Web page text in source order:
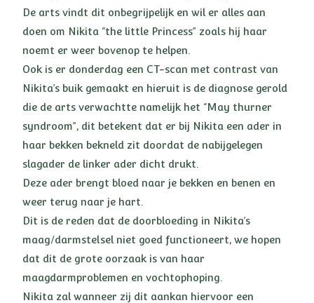
De arts vindt dit onbegrijpelijk en wil er alles aan
doen om Nikita “the little Princess” zoals hij haar
noemt er weer bovenop te helpen.
Ook is er donderdag een CT-scan met contrast van
Nikita’s buik gemaakt en hieruit is de diagnose gerold
die de arts verwachtte namelijk het “May thurner
syndroom”, dit betekent dat er bij Nikita een ader in
haar bekken bekneld zit doordat de nabijgelegen
slagader de linker ader dicht drukt.
Deze ader brengt bloed naar je bekken en benen en
weer terug naar je hart.
Dit is de reden dat de doorbloeding in Nikita’s
maag/darmstelsel niet goed functioneert, we hopen
dat dit de grote oorzaak is van haar
maagdarmproblemen en vochtophoping.
Nikita zal wanneer zij dit aankan hiervoor een